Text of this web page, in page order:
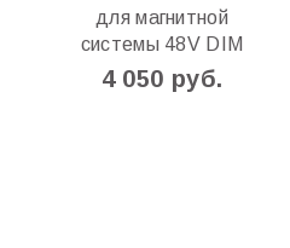
для магнитной
системы 48V DIM
4 050 руб.